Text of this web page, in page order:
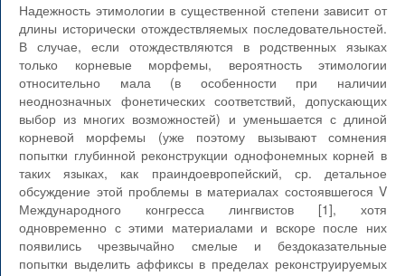
Надежность этимологии в существенной степени зависит от
длины исторически отождествляемых последовательностей.
В случае, если отождествляются в родственных языках
только корневые морфемы, вероятность этимологии
относительно мала (в особенности при наличии
неоднозначных фонетических соответствий, допускающих
выбор из многих возможностей) и уменьшается с длиной
корневой морфемы (уже поэтому вызывают сомнения
попытки глубинной реконструкции однофонемных корней в
таких языках, как праиндоевропейский, ср. детальное
обсуждение этой проблемы в материалах состоявшегося V
Международного конгресса лингвистов [1], хотя
одновременно с этими материалами и вскоре после них
появились чрезвычайно смелые и бездоказательные
попытки выделить аффиксы в пределах реконструируемых